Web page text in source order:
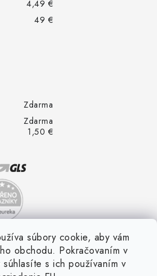
súbory cookie, aby vám
obchodu. Pokračovaním v
s ich používaním v
4,49 €
49 €
Zdarma
Zdarma
1,50 €